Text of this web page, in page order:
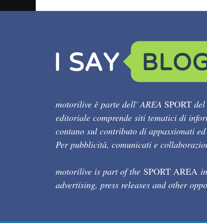
motorilive è parte dell' AREA SPORT
editoriale comprende siti tematici di
contano sul contributo di appassionati
Per pubblicità, comunicati e
motorilive is part of the SPORT AREA
advertising, press releases and other